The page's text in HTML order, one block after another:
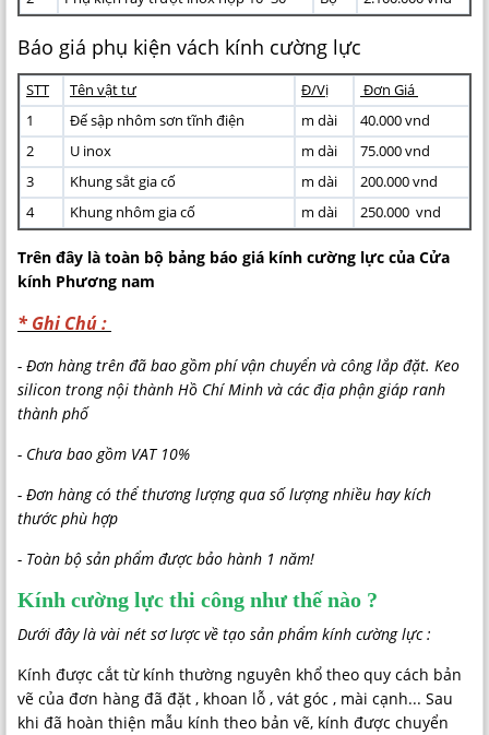
Báo giá phụ kiện vách kính cường lực
STT Tên vật tư Đ/Vị
Đơn Giá
1
Đế sập nhôm sơn tĩnh điện m dài
40.000 vnd
2
U inox m dài
75.000 vnd
3
Khung sắt gia cố m dài
200.000 vnd
4
Khung nhôm gia cố m dài 250.000 vnd
Trên đây là toàn bộ bảng báo giá kính cường lực của Cửa
kính Phương nam
* Ghi Chú :
- Đơn hàng trên đã bao gồm phí vận chuyển và công lắp đặt. Keo
silicon trong nội thành Hồ Chí Minh và các địa phận giáp ranh
thành phố
- Chưa bao gồm VAT 10%
- Đơn hàng có thể thương lượng qua số lượng nhiều hay kích
thước phù hợp
- Toàn bộ sản phẩm được bảo hành 1 năm!
Kính cường lực thi công như thế nào ?
Dưới đây là vài nét sơ lược về tạo sản phẩm kính cường lực :
Kính được cắt từ kính thường nguyên khổ theo quy cách bản
vẽ của đơn hàng đã đặt , khoan lỗ , vát góc , mài cạnh... Sau
khi đã hoàn thiện mẫu kính theo bản vẽ, kính được chuyển